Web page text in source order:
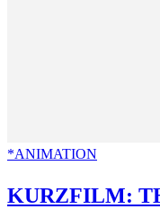
*ANIMATION
KURZFILM: